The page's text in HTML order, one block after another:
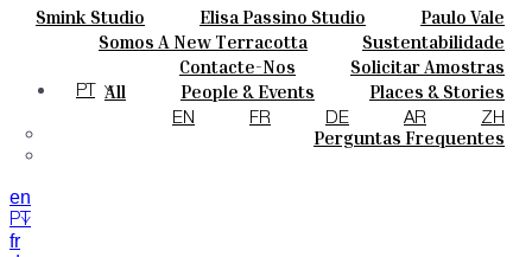
Smink Studio Elisa Passino Studio Paulo Vale
Quem Somos
Somos A New Terracotta
Sustentabilidade
O Estúdio
Contactos
Contacte-Nos
Solicitar Amostras
Como Comprar
Catálogos E Especificações Técnicas
Perguntas Frequentes
All People & Events
Places & Stories
Materiais & Sustainability
Inspiration & Culture
PT
EN FR DE AR ZH
en
PT
fr